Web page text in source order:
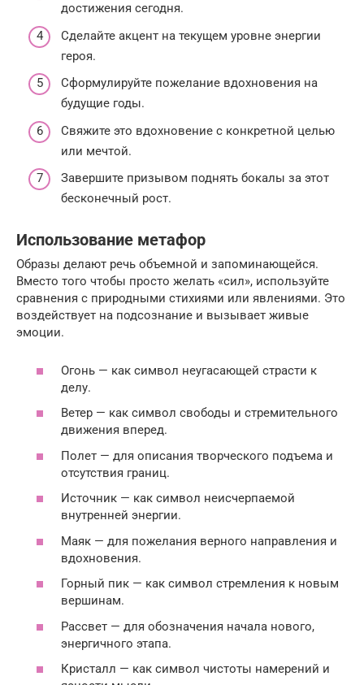
достижения сегодня.
Сделайте акцент на текущем уровне энергии
героя.
Сформулируйте пожелание вдохновения на
будущие годы.
Свяжите это вдохновение с конкретной целью
или мечтой.
Завершите призывом поднять бокалы за этот
бесконечный рост.
Использование метафор
Образы делают речь объемной и запоминающейся.
Вместо того чтобы просто желать «сил», используйте
сравнения с природными стихиями или явлениями. Это
воздействует на подсознание и вызывает живые
эмоции.
Огонь — как символ неугасающей страсти к
делу.
Ветер — как символ свободы и стремительного
движения вперед.
Полет — для описания творческого подъема и
отсутствия границ.
Источник — как символ неисчерпаемой
внутренней энергии.
Маяк — для пожелания верного направления и
вдохновения.
Горный пик — как символ стремления к новым
вершинам.
Рассвет — для обозначения начала нового,
энергичного этапа.
Кристалл — как символ чистоты намерений и